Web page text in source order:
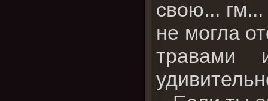
свою...
не могла
травами